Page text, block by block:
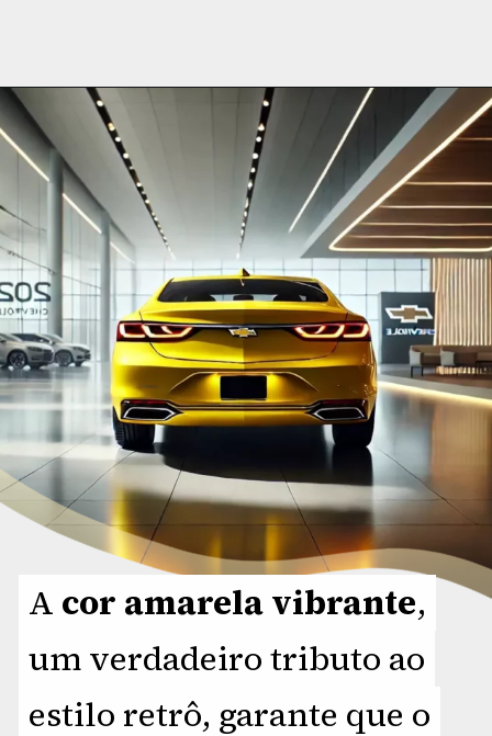
Opening https://planetcars.com.br/chevy-opala-yellow-basic-icone-renascido-com-novo-design/
A cor amarela vibrante,
um verdadeiro tributo ao
estilo retrô, garante que o
A cor amarela vibrante,
um verdadeiro tributo ao
estilo retrô, garante que o